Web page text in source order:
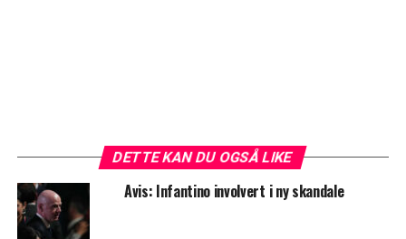
DETTE KAN DU OGSÅ LIKE
Avis: Infantino involvert i ny skandale